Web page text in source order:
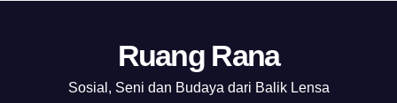
Ruang Rana
Sosial, Seni dan Budaya dari Balik Lensa